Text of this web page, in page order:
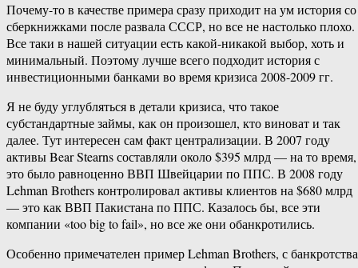
Почему-то в качестве примера сразу приходит на ум история со
сберкнижками после развала СССР, но все не настолько плохо.
Все таки в нашей ситуации есть какой-никакой выбор, хоть и
минимальный. Поэтому лучше всего подходит история с
инвестиционными банками во время кризиса 2008-2009 гг.
Я не буду углубляться в детали кризиса, что такое
субстандартные займы, как он произошел, кто виноват и так
далее. Тут интересен сам факт централизации. В 2007 году
активы Bear Stearns составляли около $395 млрд — на то время,
это было равноценно ВВП Швейцарии по ППС. В 2008 году
Lehman Brothers контролировал активы клиентов на $680 млрд
— это как ВВП Пакистана по ППС. Казалось бы, все эти
компании «too big to fail», но все же они обанкротились.
Особенно примечателен пример Lehman Brothers, с банкротства